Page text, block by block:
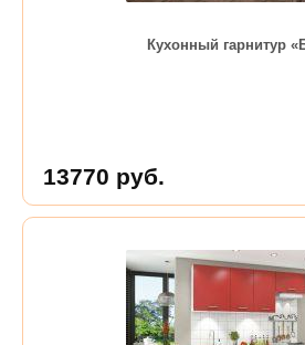
Кухонный гарнитур
13770 руб.